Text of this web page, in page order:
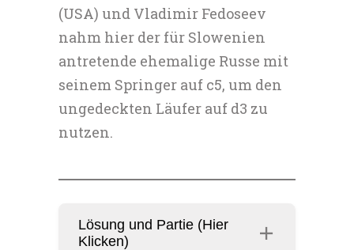
(USA) und Vladimir Fedoseev
nahm hier der für Slowenien
antretende ehemalige Russe mit
seinem Springer auf c5, um den
ungedeckten Läufer auf d3 zu
nutzen.
Lösung und Partie (Hier
Klicken)